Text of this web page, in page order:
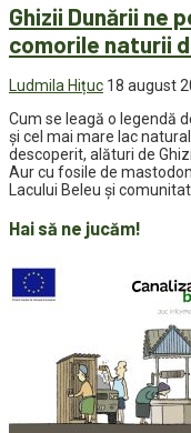
Ghizii Dunării ne
comorile naturii
Ludmila Hițuc 18 august
Cum se leagă o legendă
și cel mai mare lac
descoperit, alături de
Aur cu fosile de
Lacului Beleu și
Hai să ne jucăm!